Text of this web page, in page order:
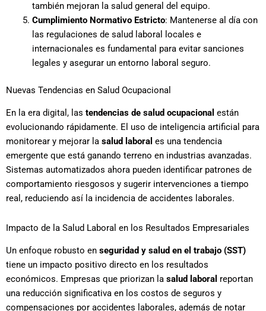
también mejoran la salud general del equipo.
Cumplimiento Normativo Estricto: Mantenerse al día con
las regulaciones de salud laboral locales e
internacionales es fundamental para evitar sanciones
legales y asegurar un entorno laboral seguro.
Nuevas Tendencias en Salud Ocupacional
En la era digital, las tendencias de salud ocupacional están
evolucionando rápidamente. El uso de inteligencia artificial para
monitorear y mejorar la salud laboral es una tendencia
emergente que está ganando terreno en industrias avanzadas.
Sistemas automatizados ahora pueden identificar patrones de
comportamiento riesgosos y sugerir intervenciones a tiempo
real, reduciendo así la incidencia de accidentes laborales.
Impacto de la Salud Laboral en los Resultados Empresariales
Un enfoque robusto en seguridad y salud en el trabajo (SST)
tiene un impacto positivo directo en los resultados
económicos. Empresas que priorizan la salud laboral reportan
una reducción significativa en los costos de seguros y
compensaciones por accidentes laborales, además de notar